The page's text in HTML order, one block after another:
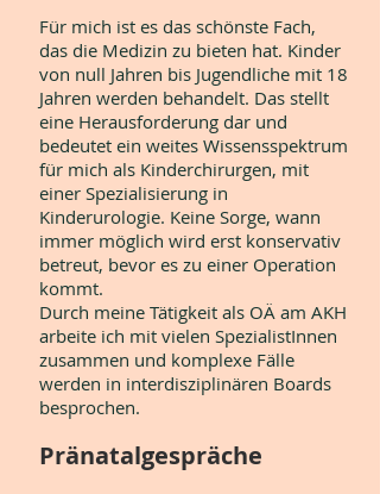
Für mich ist es das schönste Fach,
das die Medizin zu bieten hat. Kinder
von null Jahren bis Jugendliche mit 18
Jahren werden behandelt. Das stellt
eine Herausforderung dar und
bedeutet ein weites Wissensspektrum
für mich als Kinderchirurgen, mit
einer Spezialisierung in
Kinderurologie. Keine Sorge, wann
immer möglich wird erst konservativ
betreut, bevor es zu einer Operation
kommt.
Durch meine Tätigkeit als OÄ am AKH
arbeite ich mit vielen SpezialistInnen
zusammen und komplexe Fälle
werden in interdisziplinären Boards
besprochen.
Pränatalgespräche